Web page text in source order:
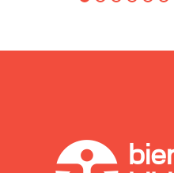
soeurs.